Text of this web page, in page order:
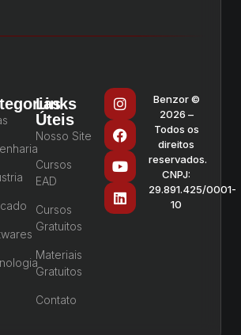
Links
Úteis
Nosso Site
Cursos
EAD
Cursos
Gratuitos
Materiais
Gratuitos
Contato
Benzor ©
2026 –
Todos os
direitos
reservados.
CNPJ:
29.891.425/0001-
10